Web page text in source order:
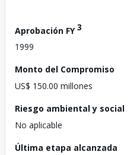
Aprobación FY3
1999
Monto del Compromiso
US$ 150.00 millones
Riesgo ambiental y social
No aplicable
Última etapa alcanzada